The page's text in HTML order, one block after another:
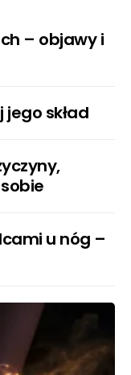
– objawy i
skład
u nóg –